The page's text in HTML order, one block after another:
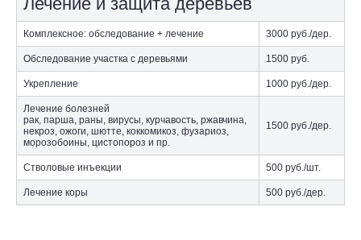
Комплексное: обследование + лечение 3000 руб./дер.
Обследование участка с деревьями 1500 руб.
Укрепление 1000 руб./дер.
Лечение болезней
рак, парша, раны, вирусы, курчавость, ржавчина,
некроз, ожоги, шютте, коккомикоз, фузариоз,
морозобоины, цистопороз и пр.
1500 руб./дер.
Стволовые инъекции 500 руб./шт.
Лечение коры 500 руб./дер.